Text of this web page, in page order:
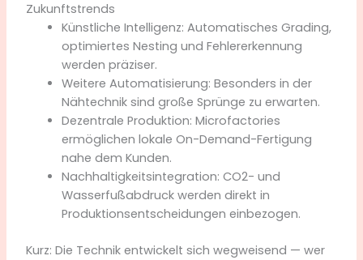
Zukunftstrends
Künstliche Intelligenz: Automatisches Grading,
optimiertes Nesting und Fehlererkennung
werden präziser.
Weitere Automatisierung: Besonders in der
Nähtechnik sind große Sprünge zu erwarten.
Dezentrale Produktion: Microfactories
ermöglichen lokale On-Demand-Fertigung
nahe dem Kunden.
Nachhaltigkeitsintegration: CO2- und
Wasserfußabdruck werden direkt in
Produktionsentscheidungen einbezogen.
Kurz: Die Technik entwickelt sich wegweisend — wer